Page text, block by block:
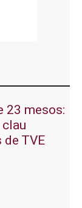
23 mesos:
TVE